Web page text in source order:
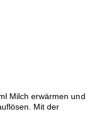
Milch erwärmen und
Mit der